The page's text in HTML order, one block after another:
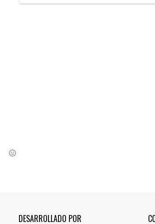
DESARROLLADO POR